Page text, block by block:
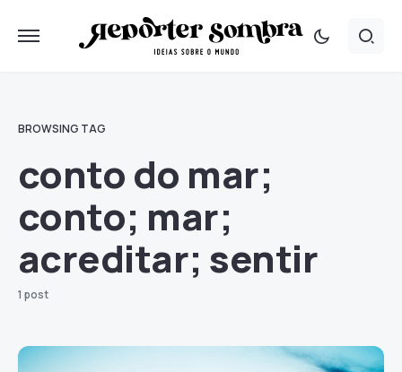
BROWSING TAG
conto do mar;
conto; mar;
acreditar; sentir
1 post